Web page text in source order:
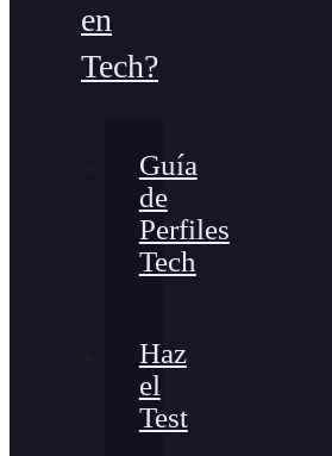
en
Tech?
Guía
de
Perfiles
Tech
Haz
el
Test